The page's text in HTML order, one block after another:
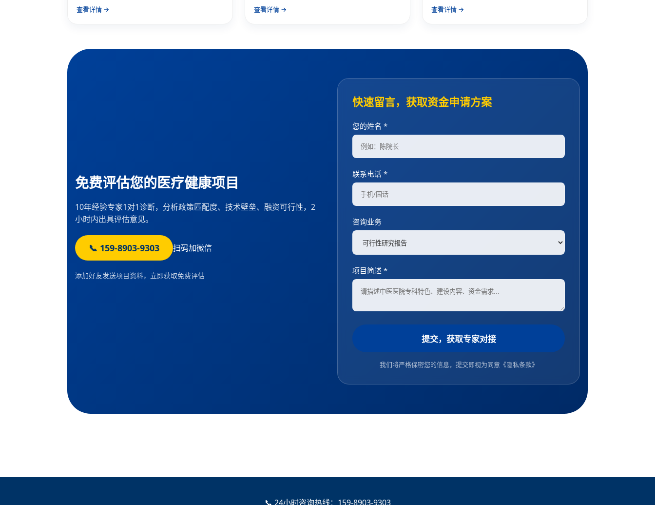
查看详情 →
查看详情 →
查看详情 →
免费评估您的医疗健康项目
10年经验专家1对1诊断，分析政策匹配度、技术壁垒、融资可行性，2
小时内出具评估意见。
📞 159-8903-9303 扫码加微信
添加好友发送项目资料，立即获取免费评估
快速留言，获取资金申请方案
您的姓名 *
联系电话 *
咨询业务
项目简述 *
提交，获取专家对接
我们将严格保密您的信息，提交即视为同意 《隐私条款》
📞 24小时咨询热线： 159-8903-9303